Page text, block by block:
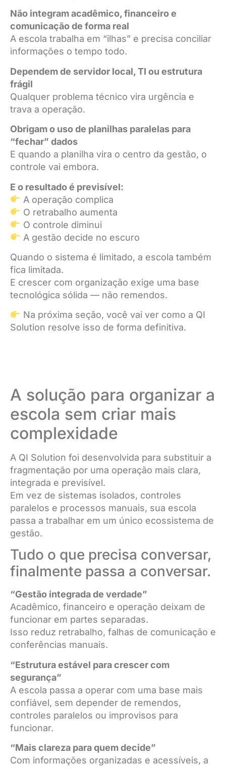
Não integram acadêmico, financeiro e
comunicação de forma real
A escola trabalha em “ilhas” e precisa conciliar
informações o tempo todo.
Dependem de servidor local, TI ou estrutura
frágil
Qualquer problema técnico vira urgência e
trava a operação.
Obrigam o uso de planilhas paralelas para
“fechar” dados
E quando a planilha vira o centro da gestão, o
controle vai embora.
E o resultado é previsível:
A operação complica
O retrabalho aumenta
O controle diminui
A gestão decide no escuro
Quando o sistema é limitado, a escola também
fica limitada.
E crescer com organização exige uma base
tecnológica sólida — não remendos.
Na próxima seção, você vai ver como a QI
Solution resolve isso de forma definitiva.
A solução para organizar a
escola sem criar mais
complexidade
A QI Solution foi desenvolvida para substituir a
fragmentação por uma operação mais clara,
integrada e previsível.
Em vez de sistemas isolados, controles
paralelos e processos manuais, sua escola
passa a trabalhar em um único ecossistema de
gestão.
Tudo o que precisa conversar,
finalmente passa a conversar.
“Gestão integrada de verdade”
Acadêmico, financeiro e operação deixam de
funcionar em partes separadas.
Isso reduz retrabalho, falhas de comunicação e
conferências manuais.
“Estrutura estável para crescer com
segurança”
A escola passa a operar com uma base mais
confiável, sem depender de remendos,
controles paralelos ou improvisos para
funcionar.
“Mais clareza para quem decide”
Com informações organizadas e acessíveis, a